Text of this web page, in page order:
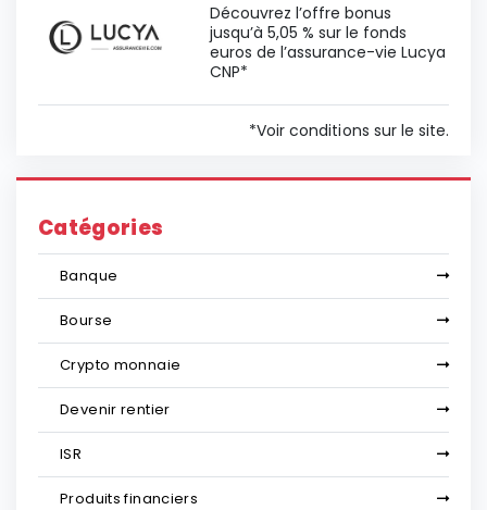
Découvrez l’offre bonus
jusqu’à 5,05 % sur le fonds
euros de l’assurance-vie Lucya
CNP*
*Voir conditions sur le site.
Catégories
Banque
Bourse
Crypto monnaie
Devenir rentier
ISR
Produits financiers